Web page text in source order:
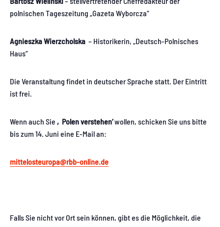
polnischen Tageszeitung „Gazeta Wyborcza“
Agnieszka Wierzcholska – Historikerin, „Deutsch-Polnisches
Haus“
Die Veranstaltung findet in deutscher Sprache statt. Der Eintritt
ist frei.
Wenn auch Sie ‚Polen verstehen‘wollen, schicken Sie uns bitte
bis zum 14. Juni eine E-Mail an:
mittelosteuropa@rbb-online.de
Falls Sie nicht vor Ort sein können, gibt es die Möglichkeit, die